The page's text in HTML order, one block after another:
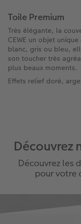
Toile Premium
Très élégante, la
CEWE un objet
blanc, gris ou bleu,
son toucher très
plus beaux moments.
Effets relief doré,
Découvrez
Découvrez les
pour votre